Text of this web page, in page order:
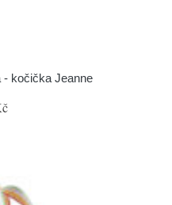
- kočička Jeanne